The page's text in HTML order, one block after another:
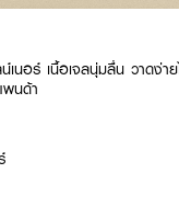
เนอร์ เนื้อเจลนุ่มลื่น วาดง่า
พนด้า